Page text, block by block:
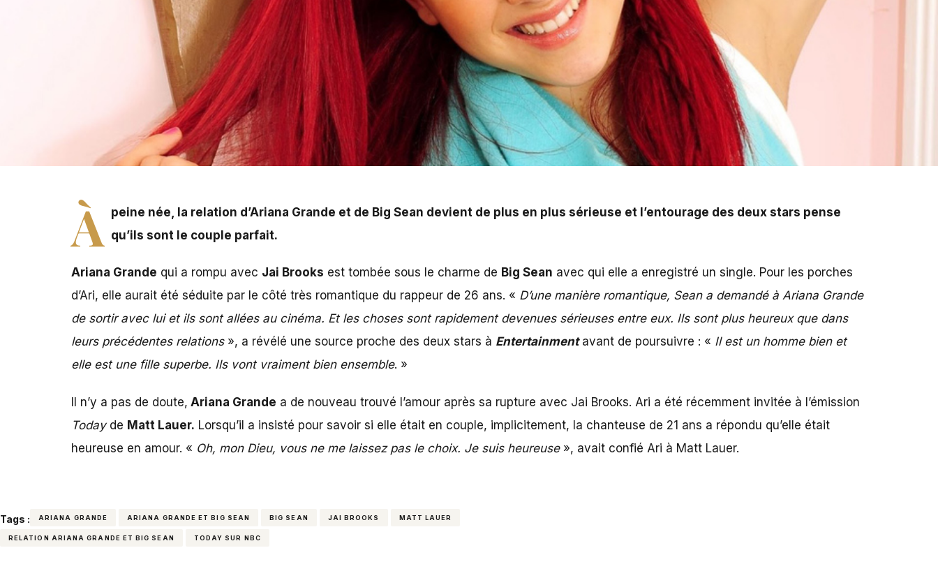
À peine née, la relation d’Ariana Grande et de Big Sean devient de plus en plus sérieuse et l’entourage des deux stars pense
qu’ils sont le couple parfait.
Ariana Grande qui a rompu avec Jai Brooks est tombée sous le charme de Big Sean avec qui elle a enregistré un single. Pour les porches
d’Ari, elle aurait été séduite par le côté très romantique du rappeur de 26 ans. « D’une manière romantique, Sean a demandé à Ariana Grande
de sortir avec lui et ils sont allées au cinéma. Et les choses sont rapidement devenues sérieuses entre eux. Ils sont plus heureux que dans
leurs précédentes relations», a révélé une source proche des deux stars à Entertainment avant de poursuivre : « Il est un homme bien et
elle est une fille superbe. Ils vont vraiment bien ensemble. »
Il n’y a pas de doute, Ariana Grande a de nouveau trouvé l’amour après sa rupture avec Jai Brooks. Ari a été récemment invitée à l’émission
Todayde Matt Lauer. Lorsqu’il a insisté pour savoir si elle était en couple, implicitement, la chanteuse de 21 ans a répondu qu’elle était
heureuse en amour. « Oh, mon Dieu, vous ne me laissez pas le choix. Je suis heureuse », avait confié Ari à Matt Lauer.
Tags : ARIANA GRANDE ARIANA GRANDE ET BIG SEAN BIG SEAN JAI BROOKS MATT LAUER
RELATION ARIANA GRANDE ET BIG SEAN TODAY SUR NBC